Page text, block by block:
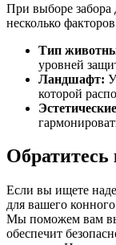
При выборе забора
несколько
Тип
уровней
Ландшафт:
которой
Обратитесь
Если вы ищете
для вашего
Мы поможем вам
обеспечит